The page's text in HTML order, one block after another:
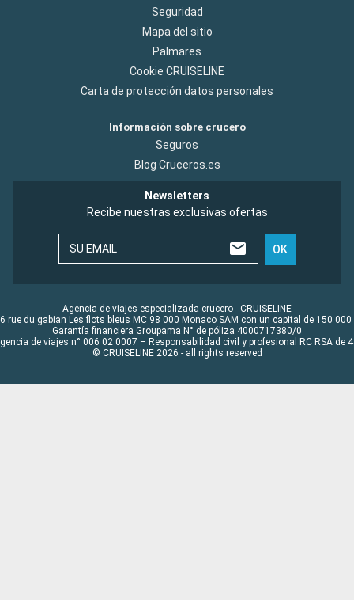
Seguridad
Mapa del sitio
Palmares
Cookie CRUISELINE
Carta de protección datos personales
Información sobre crucero
Seguros
Blog Cruceros.es
Newsletters
Recibe nuestras exclusivas ofertas
SU EMAIL OK
Agencia de viajes especializada crucero - CRUISELINE
rue du gabian Les flots bleus MC 98 000 Monaco SAM con un capital de 150 000
Garantía financiera Groupama N° de póliza 4000717380/0
de viajes n° 006 02 0007 – Responsabilidad civil y profesional RC RSA de
© CRUISELINE 2026 - all rights reserved